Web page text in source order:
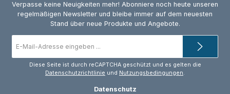
Verpasse keine Neuigkeiten mehr! Abonniere noch heute unseren
regelmäßigen Newsletter und bleibe immer auf dem neuesten
Stand über neue Produkte und Angebote.
Mail-
*
Diese Seite ist durch reCAPTCHA geschützt und es gelten die
Datenschutzrichtlinie und Nutzungsbedingungen.
Datenschutz